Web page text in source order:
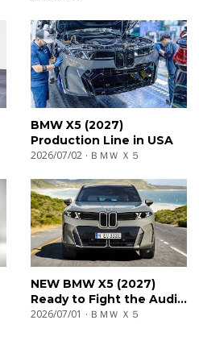
BMW X5 (2027)
Production Line in USA
2026/07/02 ＢＭＷ Ｘ５
NEW BMW X5 (2027)
Ready to Fight the Audi
Q7?
2026/07/01 ＢＭＷ Ｘ５